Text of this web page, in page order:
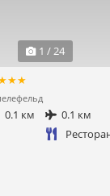
1 / 24
0.1 км
0.1 км